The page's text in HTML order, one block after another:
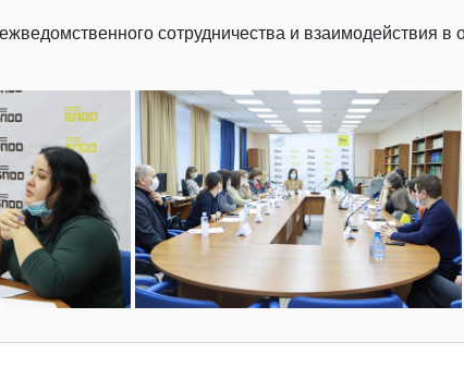
сотрудничества и взаимодействия в